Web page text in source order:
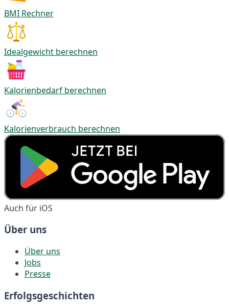
BMI Rechner
Idealgewicht berechnen
Kalorienbedarf berechnen
Kalorienverbrauch berechnen
Auch für iOS
Über uns
Über uns
Jobs
Presse
Erfolgsgeschichten